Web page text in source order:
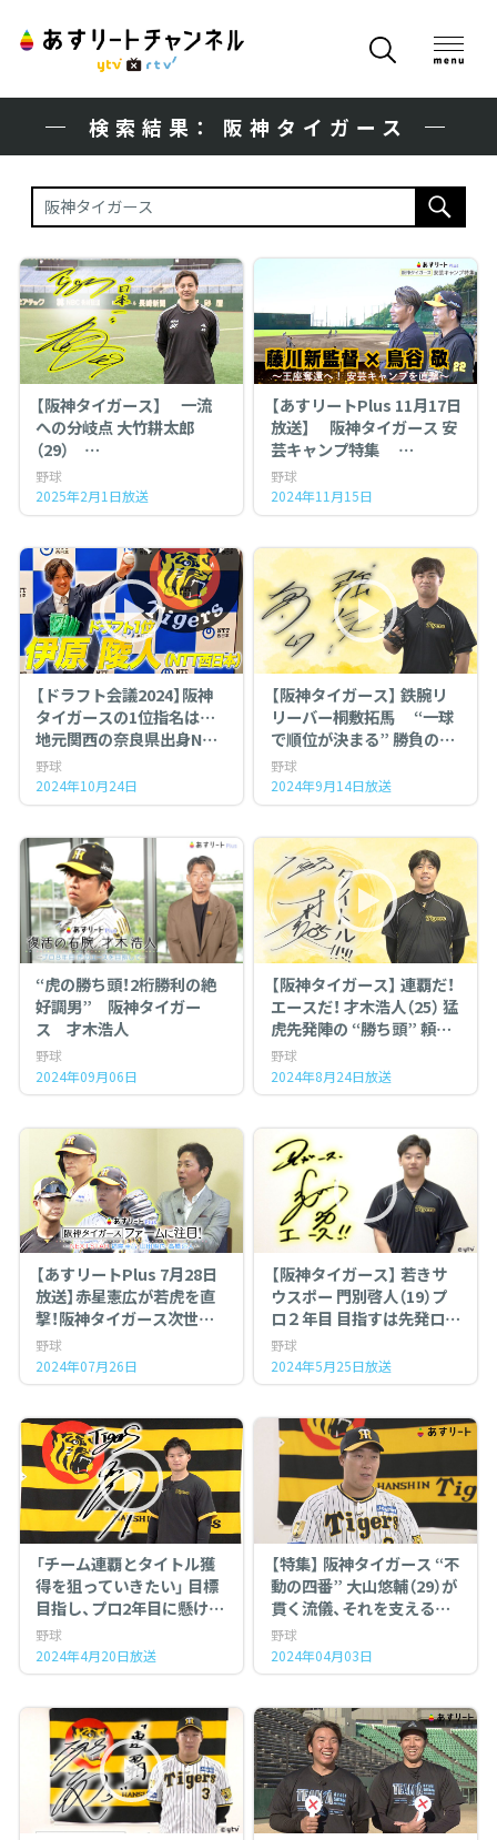
検索結果： 阪神タイガース
【阪神タイガース】 一流
への分岐点 大竹耕太郎
（29）
～ ‘’真価が問われる３年
目‘’に迫る ～
野球
2025年2月1日放送
【あすリートPlus 11月17日
放送】 阪神タイガース 安
芸キャンプ特集
〜 王座奪還へ！ 藤川新監督
を直撃 〜
野球
2024年11月15日
【ドラフト会議2024】阪神
タイガースの1位指名は…
地元関西の奈良県出身NTT
西日本伊原陵人（投手）
野球
2024年10月24日
【阪神タイガース】 鉄腕リ
リーバー桐敷拓馬 “一球
で順位が決まる” 勝負の終
盤戦へ！
野球
2024年9月14日放送
“虎の勝ち頭！2桁勝利の絶
好調男” 阪神タイガー
ス 才木浩人
野球
2024年09月06日
【阪神タイガース】 連覇だ！
エースだ！ 才木浩人（25） 猛
虎先発陣の “勝ち頭” 頼れ
る右腕
野球
2024年8月24日放送
【あすリートPlus 7月28日
放送】赤星憲広が若虎を直
撃！阪神タイガース次世代
のスターたち～福島圭音・
山田修也・髙橋遥人～
野球
2024年07月26日
【阪神タイガース】 若きサ
ウスポー 門別啓人（19）プ
ロ２年目 目指すは先発ロー
テ入り
亡き妹への思いを胸に 初勝
利を！
野球
2024年5月25日放送
「チーム連覇とタイトル獲
得を狙っていきたい」 目標
目指し、プロ2年目に懸ける
阪神タイガース・森下翔太
野球
2024年4月20日放送
【特集】 阪神タイガース “不
動の四番” 大山悠輔（29）が
貫く流儀、それを支えるも
のとは…
野球
2024年04月03日